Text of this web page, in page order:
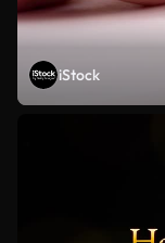
iStock